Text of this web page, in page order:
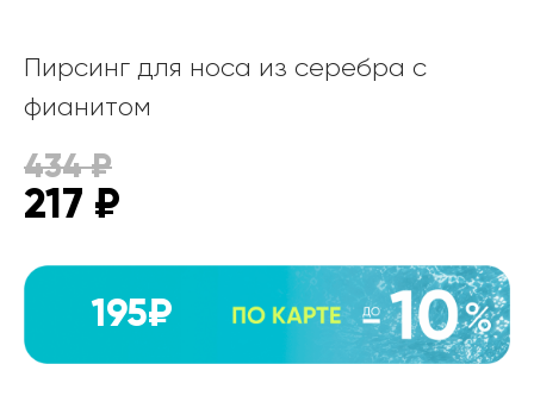
Пирсинг для носа из серебра с
фианитом
434₽
217 ₽
195₽